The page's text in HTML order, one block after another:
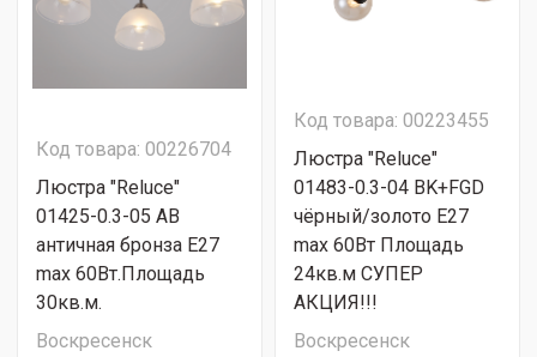
Код товара: 00226704
Люстра "Reluce"
01425-0.3-05 AB
античная бронза Е27
max 60Вт.Площадь
30кв.м.
Воскресенск
Код товара: 00223455
Люстра "Reluce"
01483-0.3-04 BK+FGD
чёрный/золото Е27
max 60Вт Площадь
24кв.м СУПЕР
АКЦИЯ!!!
Воскресенск